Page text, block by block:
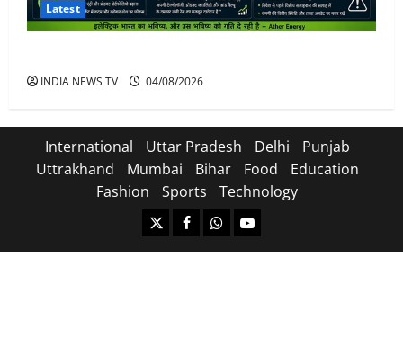
Latest
INDIA NEWS TV 04/08/2026
International Uttar Pradesh Delhi
Punjab
Uttrakhand
Mumbai Bihar Food
Education
Fashion
Sports Technology
https://x.com
facebook.com
https:/whatsapp.com/
Youtube.com